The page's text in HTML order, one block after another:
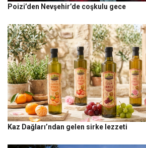
Poizi’den Nevşehir’de coşkulu gece
Kaz Dağları’ndan gelen sirke lezzeti